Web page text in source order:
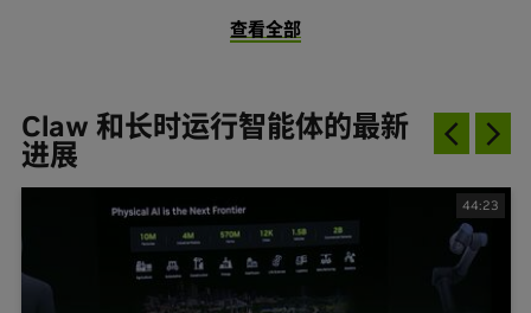
查看全部
Claw 和长时运行智能体的最新
进展
44:23